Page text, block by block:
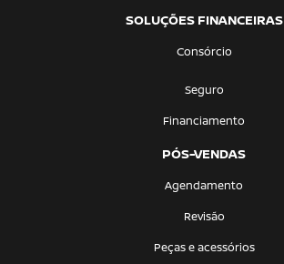
SOLUÇÕES FINANCEIRAS
Consórcio
Seguro
Financiamento
PÓS-VENDAS
Agendamento
Revisão
Peças e acessórios